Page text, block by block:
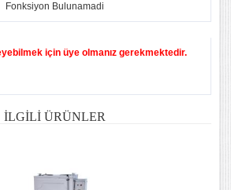
Fonksiyon Bulunamadi
için üye olmanız gerekmektedir.
İLGILI ÜRÜNLER